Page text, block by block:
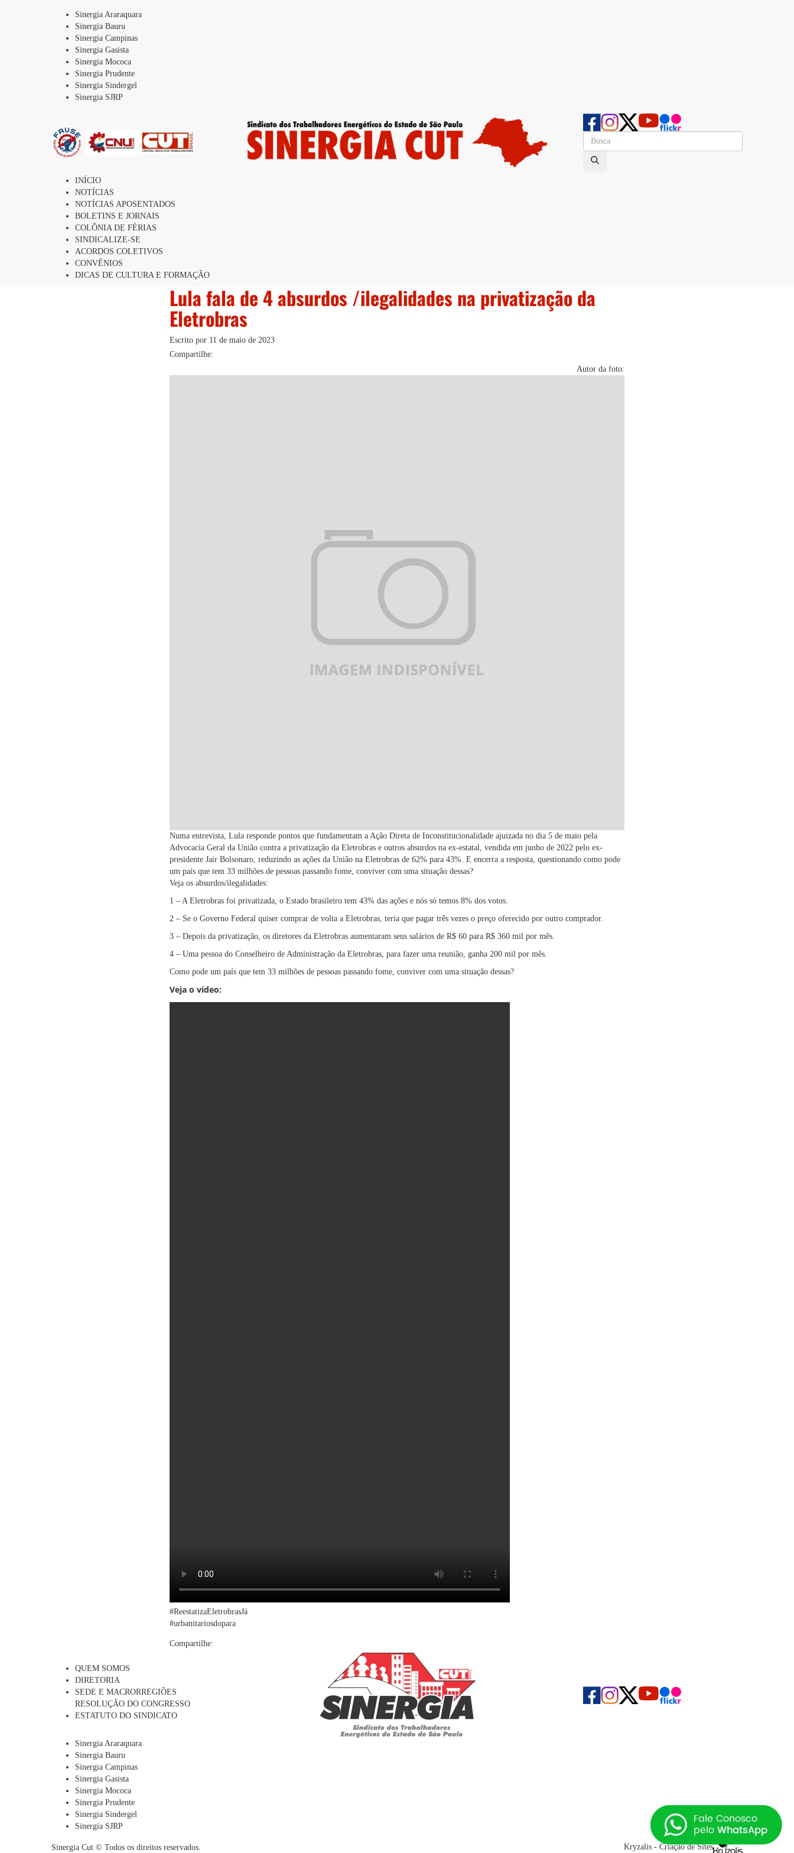
Sinergia Araraquara
Sinergia Bauru
Sinergia Campinas
Sinergia Gasista
Sinergia Mococa
Sinergia Prudente
Sinergia Sindergel
Sinergia SJRP
INÍCIO
NOTÍCIAS
NOTÍCIAS APOSENTADOS
BOLETINS E JORNAIS
COLÔNIA DE FÉRIAS
SINDICALIZE-SE
ACORDOS COLETIVOS
CONVÊNIOS
DICAS DE CULTURA E FORMAÇÃO
Lula fala de 4 absurdos /ilegalidades na privatização da
Eletrobras
Escrito por 11 de maio de 2023
Compartilhe:
Autor da foto:
Numa entrevista, Lula responde pontos que fundamentam a Ação Direta de Inconstitucionalidade ajuizada no dia 5 de maio pela
Advocacia Geral da União contra a privatização da Eletrobras e outros absurdos na ex-estatal, vendida em junho de 2022 pelo ex-
presidente Jair Bolsonaro, reduzindo as ações da União na Eletrobras de 62% para 43%. E encerra a resposta, questionando como pode
um país que tem 33 milhões de pessoas passando fome, conviver com uma situação dessas?
Veja os absurdos/ilegalidades:
1 – A Eletrobras foi privatizada, o Estado brasileiro tem 43% das ações e nós só temos 8% dos votos.
2 – Se o Governo Federal quiser comprar de volta a Eletrobras, teria que pagar três vezes o preço oferecido por outro comprador.
3 – Depois da privatização, os diretores da Eletrobras aumentaram seus salários de R$ 60 para R$ 360 mil por mês.
4 – Uma pessoa do Conselheiro de Administração da Eletrobras, para fazer uma reunião, ganha 200 mil por mês.
Como pode um país que tem 33 milhões de pessoas passando fome, conviver com uma situação dessas?
Veja o vídeo:
#ReestatizaEletrobrasJá
#urbanitariosdopara
Compartilhe:
QUEM SOMOS
DIRETORIA
SEDE E MACRORREGIÕES
RESOLUÇÃO DO CONGRESSO
ESTATUTO DO SINDICATO
Sinergia Araraquara
Sinergia Bauru
Sinergia Campinas
Sinergia Gasista
Sinergia Mococa
Sinergia Prudente
Sinergia Sindergel
Sinergia SJRP
Sinergia Cut © Todos os direitos reservados. Kryzalis - Criação de Sites